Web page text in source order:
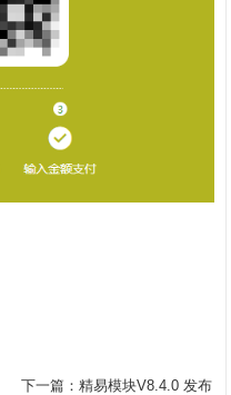
下一篇：精易模块V8.4.0 发布